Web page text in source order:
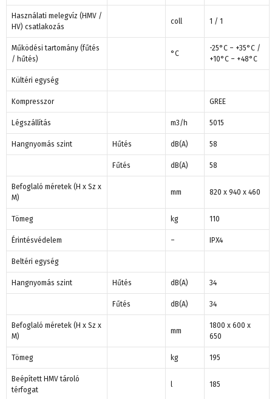
Használati melegvíz (HMV /
HV) csatlakozás
coll 1 / 1
Működési tartomány (fűtés
/ hűtés)
°C
-25°C – +35°C /
+10°C – +48°C
Kültéri egység
Kompresszor GREE
Légszállítás m3/h 5015
Hangnyomás szint Hűtés dB(A) 58
Fűtés dB(A) 58
Befoglaló méretek (H x Sz x
M)
mm 820 x 940 x 460
Tömeg kg 110
Érintésvédelem – IPX4
Beltéri egység
Hangnyomás szint Hűtés dB(A) 34
Fűtés dB(A) 34
Befoglaló méretek (H x Sz x
M)
mm
1800 x 600 x
650
Tömeg kg 195
Beépített HMV tároló
térfogat
l 185